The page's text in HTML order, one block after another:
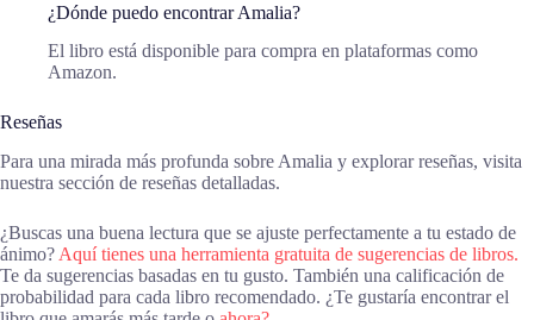
¿Dónde puedo encontrar Amalia?
El libro está disponible para compra en plataformas como
Amazon.
Reseñas
Para una mirada más profunda sobre Amalia y explorar reseñas, visita
nuestra sección de reseñas detalladas.
¿Buscas una buena lectura que se ajuste perfectamente a tu estado de
ánimo? Aquí tienes una herramienta gratuita de sugerencias de libros.
Te da sugerencias basadas en tu gusto. También una calificación de
probabilidad para cada libro recomendado. ¿Te gustaría encontrar el